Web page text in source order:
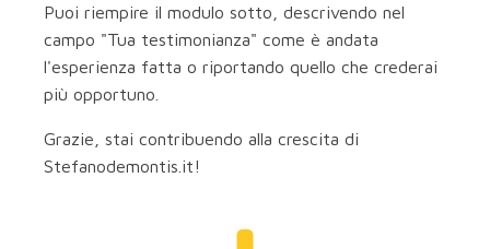
Puoi riempire il modulo sotto, descrivendo nel
campo "Tua testimonianza" come è andata
l'esperienza fatta o riportando quello che crederai
più opportuno.
Grazie, stai contribuendo alla crescita di
Stefanodemontis.it!